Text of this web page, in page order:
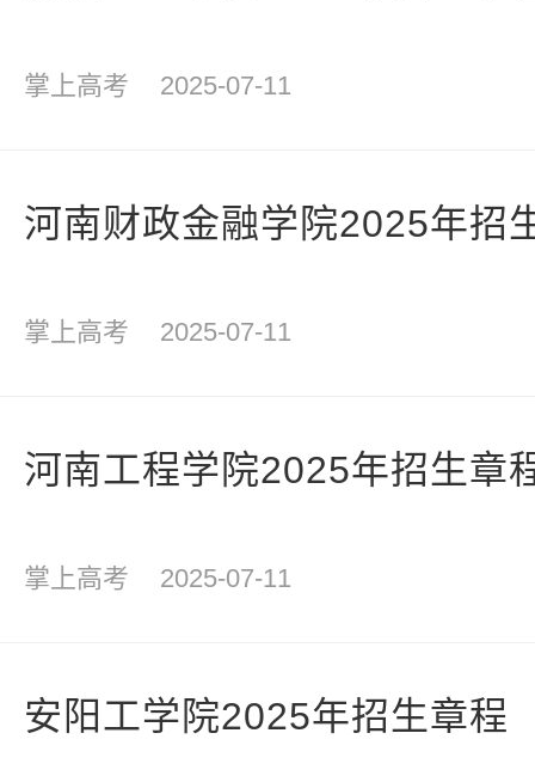
掌上高考 2025-07-11
河南财政金融学院2025年招
掌上高考 2025-07-11
河南工程学院2025年招生章
掌上高考 2025-07-11
安阳工学院2025年招生章程